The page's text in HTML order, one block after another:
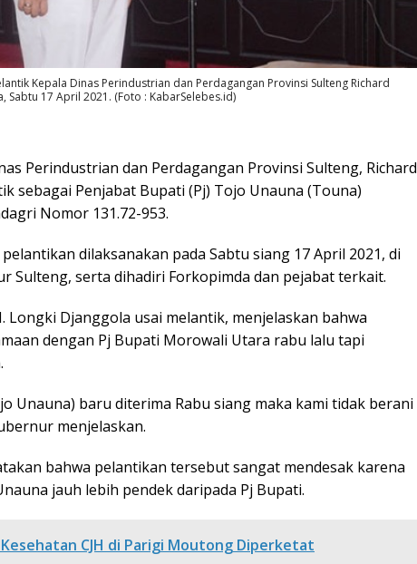
Kepala Dinas Perindustrian dan Perdagangan Provinsi Sulteng Richard
17 April 2021. (Foto : KabarSelebes.id)
Perindustrian dan Perdagangan Provinsi Sulteng, Richard
sebagai Penjabat Bupati (Pj) Tojo Unauna (Touna)
Nomor 131.72-953.
dilaksanakan pada Sabtu siang 17 April 2021, di
Sulteng, serta dihadiri Forkopimda dan pejabat terkait.
Longki Djanggola usai melantik, menjelaskan bahwa
dengan Pj Bupati Morowali Utara rabu lalu tapi
Unauna) baru diterima Rabu siang maka kami tidak berani
menjelaskan.
bahwa pelantikan tersebut sangat mendesak karena
jauh lebih pendek daripada Pj Bupati.
CJH di Parigi Moutong Diperketat